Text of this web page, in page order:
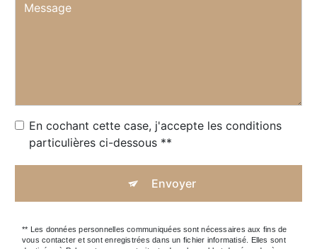
En cochant cette case, j'accepte les conditions
particulières ci-dessous **
Envoyer
** Les données personnelles communiquées sont nécessaires aux fins de
vous contacter et sont enregistrées dans un fichier informatisé. Elles sont